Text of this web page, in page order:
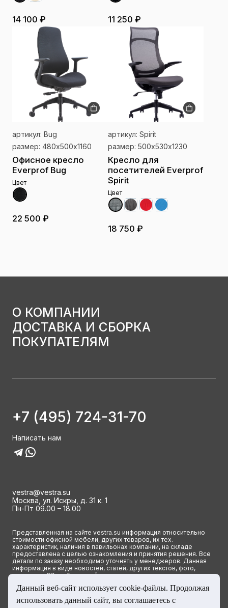
14 100 ₽ 11 250 ₽
артикул: Bug
размер: 480х500х1160
Офисное кресло
Everprof Bug
Цвет
22 500 ₽
артикул: Spirit
размер: 500х530х1230
Кресло для
посетителей Everprof
Spirit
Цвет
18 750 ₽
О КОМПАНИИ
ДОСТАВКА И СБОРКА
ПОКУПАТЕЛЯМ
+7 (495) 724-31-70
Написать нам
vestra@vestra.su
Москва, ул. Искры, д. 31 к. 1
Пн-Пт 09.00 – 18.00
Представленная на сайте vestra.su информация относительно
стоимости офисной мебели, других товаров, их тех.
характеристик, наличия в павильонах компании, на складе
предоставлена с целью ознакомления и принятия решения. Все
детали по заказу необходимо уточнять у менеджеров. Данная
информация в виде новостей, статей, других текстов, фото,
картинок и 3D изображений ни при каких условиях не является
положениями ст. 437(2) Гражданского кодекса РФ.
© 2023 Группа компаний ВЕСТРА. Все права сайта защищены
Данный веб-сайт использует cookie-файлы. Продолжая
использовать данный сайт, вы соглашаетесь с